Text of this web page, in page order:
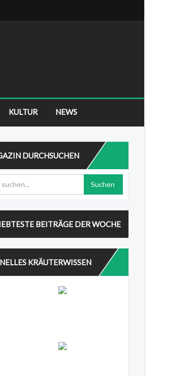
KULTUR NEWS
DURCHSUCHEN
Suchen
BEITRÄGE DER WOCHE
KRÄUTERWISSEN